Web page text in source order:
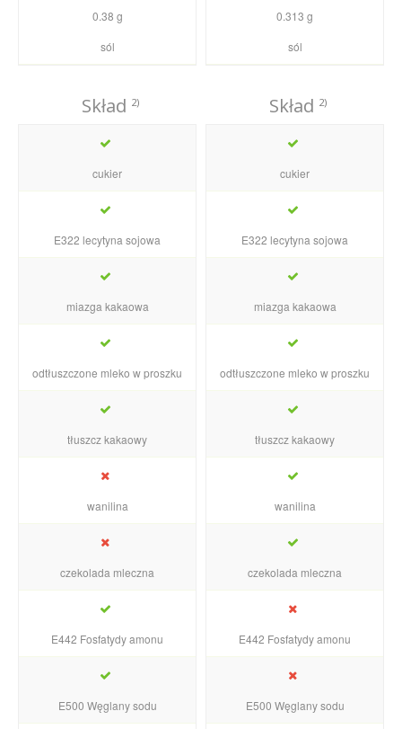
0.38 g
sól
Skład 2)
cukier
E322 lecytyna sojowa
miazga kakaowa
odtłuszczone mleko w proszku
tłuszcz kakaowy
wanilina
czekolada mleczna
E442 Fosfatydy amonu
E500 Węglany sodu
0.313 g
sól
Skład 2)
cukier
E322 lecytyna sojowa
miazga kakaowa
odtłuszczone mleko w proszku
tłuszcz kakaowy
wanilina
czekolada mleczna
E442 Fosfatydy amonu
E500 Węglany sodu